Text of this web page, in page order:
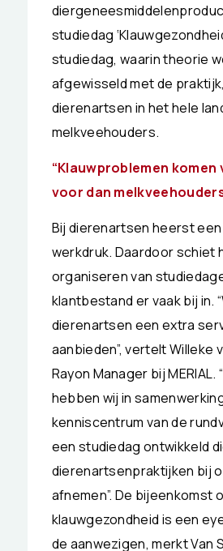
studiedag
studiedag, waarin theorie
afgewisseld met de
dierenartsen in het hele
melkveehouders.
“Klauwproblemen komen
voor dan
Bij dierenartsen heerst
werkdruk. Daardoor schiet
organiseren van
klantbestand er vaak bij in.
dierenartsen een extra
aanbieden”, vertelt Willeke
Rayon Manager bij MERIAL.
hebben wij in
kenniscentrum van de
een studiedag ontwikkeld
dierenartsenpraktijken bij
afnemen”. De bijeenkomst
klauwgezondheid is een
de aanwezigen, merkt Van